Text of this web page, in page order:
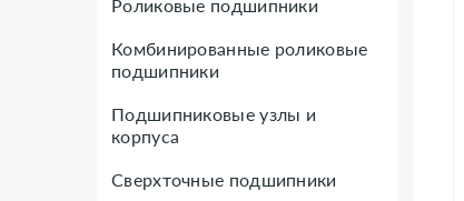
Роликовые подшипники
Комбинированные роликовые
подшипники
Подшипниковые узлы и
корпуса
Сверхточные подшипники